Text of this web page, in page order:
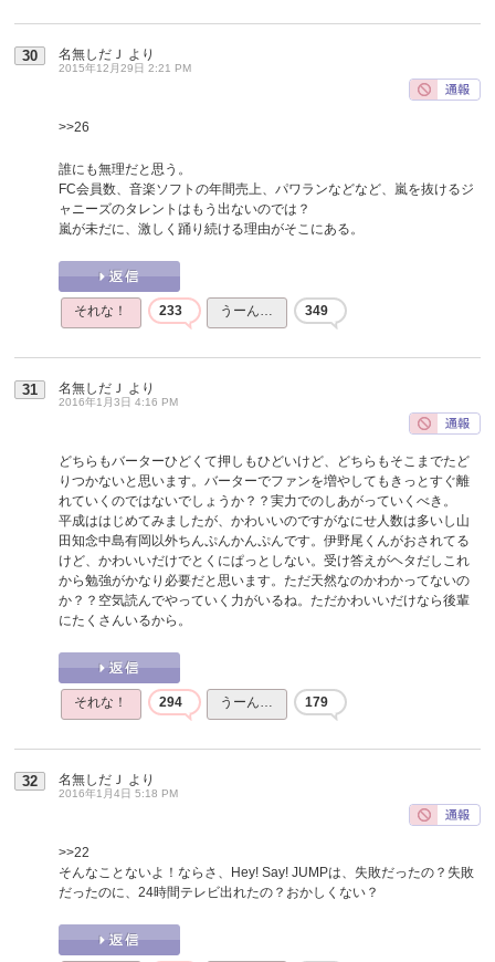
30 名無しだＪ より
2015年12月29日 2:21 PM
>>26
誰にも無理だと思う。
FC会員数、音楽ソフトの年間売上、パワランなどなど、嵐を抜けるジ
ャニーズのタレントはもう出ないのでは？
嵐が未だに、激しく踊り続ける理由がそこにある。
それな！ 233 うーん… 349
31 名無しだＪ より
2016年1月3日 4:16 PM
どちらもバーターひどくて押しもひどいけど、どちらもそこまでたど
りつかないと思います。バーターでファンを増やしてもきっとすぐ離
れていくのではないでしょうか？？実力でのしあがっていくべき。
平成ははじめてみましたが、かわいいのですがなにせ人数は多いし山
田知念中島有岡以外ちんぷんかんぷんです。伊野尾くんがおされてる
けど、かわいいだけでとくにぱっとしない。受け答えがヘタだしこれ
から勉強がかなり必要だと思います。ただ天然なのかわかってないの
か？？空気読んでやっていく力がいるね。ただかわいいだけなら後輩
にたくさんいるから。
それな！ 294 うーん… 179
32 名無しだＪ より
2016年1月4日 5:18 PM
>>22
そんなことないよ！ならさ、Hey! Say! JUMPは、失敗だったの？失敗
だったのに、24時間テレビ出れたの？おかしくない？